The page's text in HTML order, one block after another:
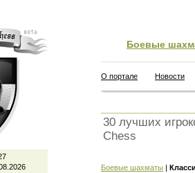
Боевые
О портале Новости
30 лучших
Chess
Боевые шахматы |